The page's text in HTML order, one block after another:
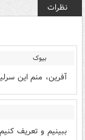
نظرات
بیوک
آفرین، منم این
ببینیم و تعریف کنیم